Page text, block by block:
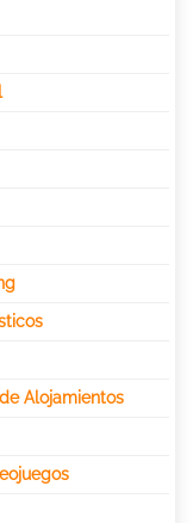
Alojamientos